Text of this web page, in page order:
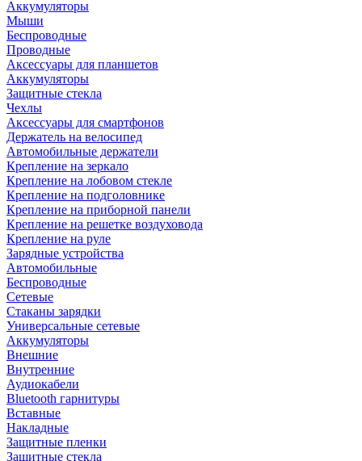
Аккумуляторы
Мыши
Беспроводные
Проводные
Аксессуары для планшетов
Аккумуляторы
Защитные стекла
Чехлы
Аксессуары для смартфонов
Держатель на велосипед
Автомобильные держатели
Крепление на зеркало
Крепление на лобовом стекле
Крепление на подголовнике
Крепление на приборной панели
Крепление на решетке воздуховода
Крепление на руле
Зарядные устройства
Автомобильные
Беспроводные
Сетевые
Стаканы зарядки
Универсальные сетевые
Аккумуляторы
Внешние
Внутренние
Аудиокабели
Bluetooth гарнитуры
Вставные
Накладные
Защитные пленки
Защитные стекла